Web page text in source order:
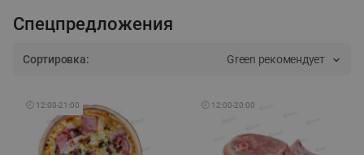
Спецпредложения
Сортировка: Green рекомендует
🕘 12:00-21:00 🕘 12:00-20:00